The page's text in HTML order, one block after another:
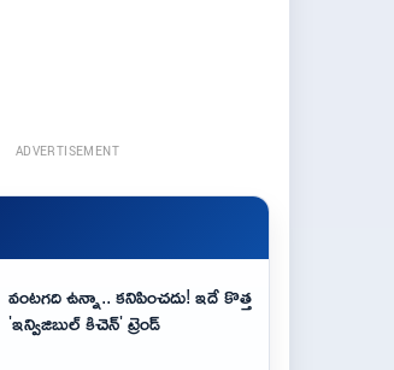
ADVERTISEMENT
వంటగది ఉన్నా.. కనిపించదు! ఇదే కొత్త
'ఇన్విజిబుల్ కిచెన్' ట్రెండ్